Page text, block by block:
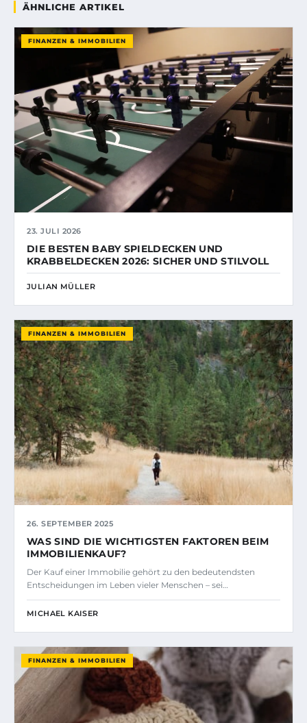
ÄHNLICHE ARTIKEL
FINANZEN & IMMOBILIEN
23. JULI 2026
DIE BESTEN BABY SPIELDECKEN UND
KRABBELDECKEN 2026: SICHER UND STILVOLL
JULIAN MÜLLER
FINANZEN & IMMOBILIEN
26. SEPTEMBER 2025
WAS SIND DIE WICHTIGSTEN FAKTOREN BEIM
IMMOBILIENKAUF?
Der Kauf einer Immobilie gehört zu den bedeutendsten
Entscheidungen im Leben vieler Menschen – sei…
MICHAEL KAISER
FINANZEN & IMMOBILIEN